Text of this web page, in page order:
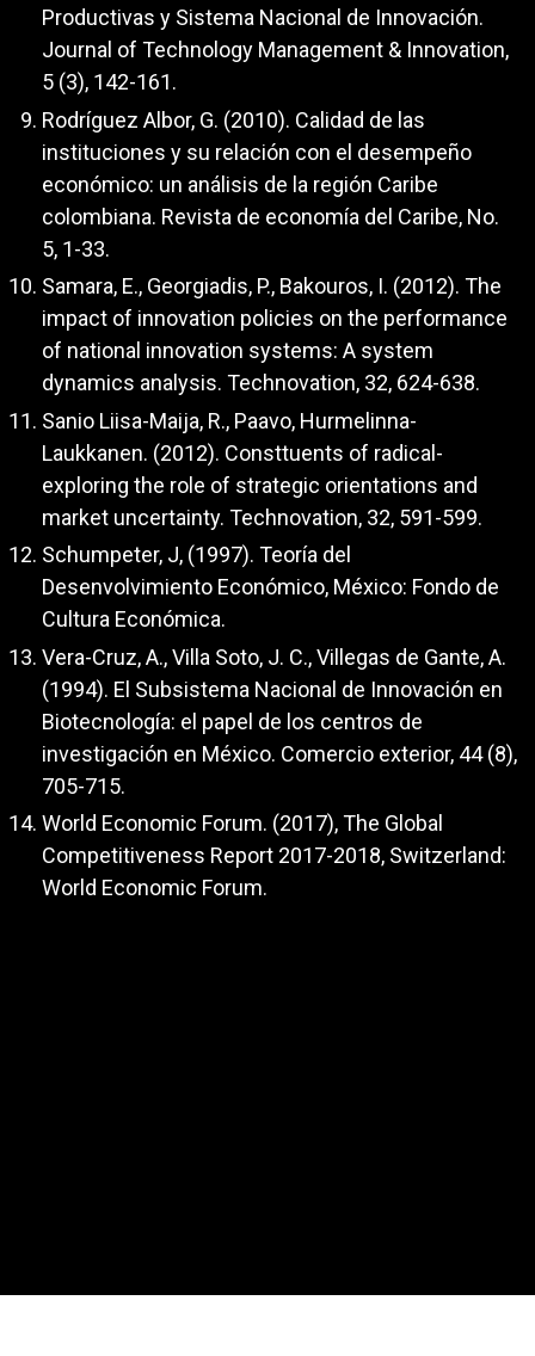
Productivas y Sistema Nacional de Innovación.
Journal of Technology Management & Innovation,
5 (3), 142-161.
Rodríguez Albor, G. (2010). Calidad de las
instituciones y su relación con el desempeño
económico: un análisis de la región Caribe
colombiana. Revista de economía del Caribe, No.
5, 1-33.
Samara, E., Georgiadis, P., Bakouros, I. (2012). The
impact of innovation policies on the performance
of national innovation systems: A system
dynamics analysis. Technovation, 32, 624-638.
Sanio Liisa-Maija, R., Paavo, Hurmelinna-
Laukkanen. (2012). Consttuents of radical-
exploring the role of strategic orientations and
market uncertainty. Technovation, 32, 591-599.
Schumpeter, J, (1997). Teoría del
Desenvolvimiento Económico, México: Fondo de
Cultura Económica.
Vera-Cruz, A., Villa Soto, J. C., Villegas de Gante, A.
(1994). El Subsistema Nacional de Innovación en
Biotecnología: el papel de los centros de
investigación en México. Comercio exterior, 44 (8),
705-715.
World Economic Forum. (2017), The Global
Competitiveness Report 2017-2018, Switzerland:
World Economic Forum.